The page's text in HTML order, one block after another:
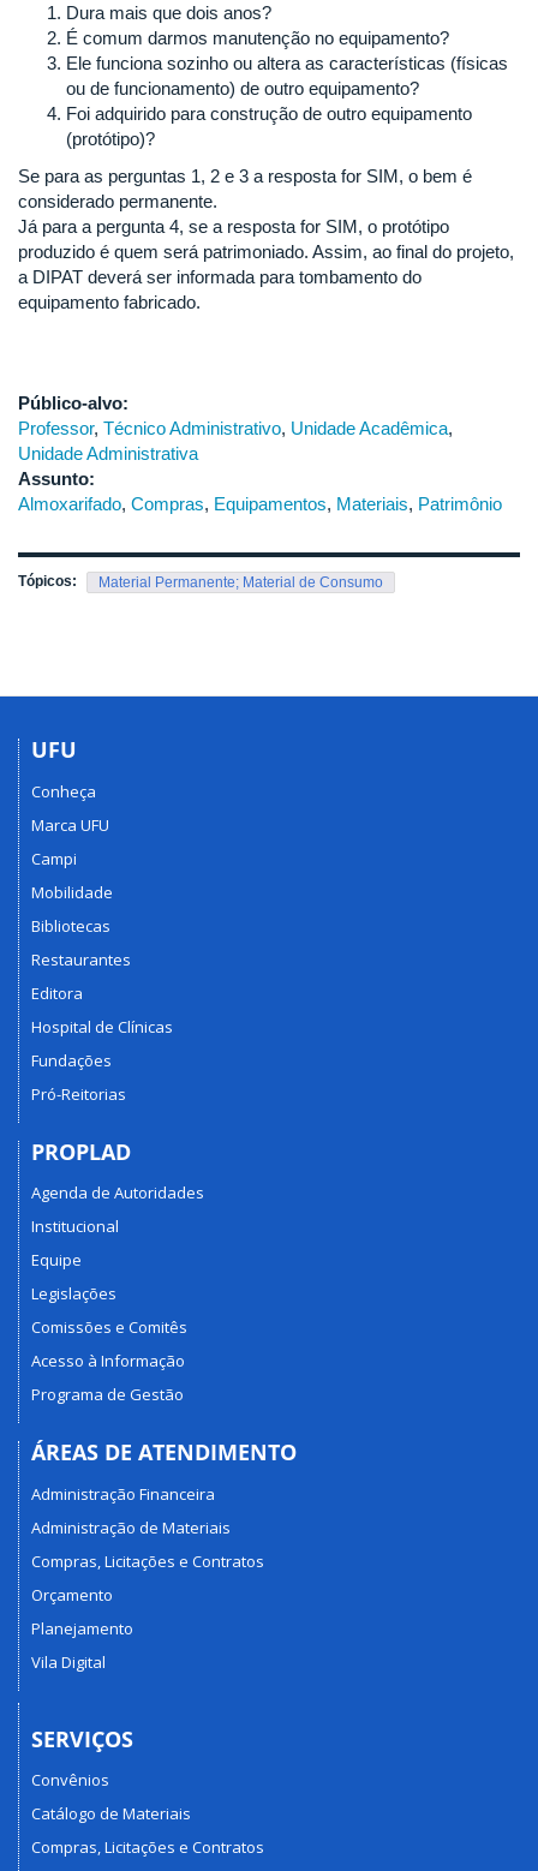
Dura mais que dois anos?
É comum darmos manutenção no equipamento?
Ele funciona sozinho ou altera as características (físicas
ou de funcionamento) de outro equipamento?
Foi adquirido para construção de outro equipamento
(protótipo)?
Se para as perguntas 1, 2 e 3 a resposta for SIM, o bem é
considerado permanente.
Já para a pergunta 4, se a resposta for SIM, o protótipo
produzido é quem será patrimoniado. Assim, ao final do projeto,
a DIPAT deverá ser informada para tombamento do
equipamento fabricado.
Público-alvo:
Professor, Técnico Administrativo, Unidade Acadêmica,
Unidade Administrativa
Assunto:
Almoxarifado, Compras, Equipamentos, Materiais, Patrimônio
Tópicos: Material Permanente; Material de Consumo
UFU
Conheça
Marca UFU
Campi
Mobilidade
Bibliotecas
Restaurantes
Editora
Hospital de Clínicas
Fundações
Pró-Reitorias
PROPLAD
Agenda de Autoridades
Institucional
Equipe
Legislações
Comissões e Comitês
Acesso à Informação
Programa de Gestão
ÁREAS DE ATENDIMENTO
Administração Financeira
Administração de Materiais
Compras, Licitações e Contratos
Orçamento
Planejamento
Vila Digital
SERVIÇOS
Convênios
Catálogo de Materiais
Compras, Licitações e Contratos